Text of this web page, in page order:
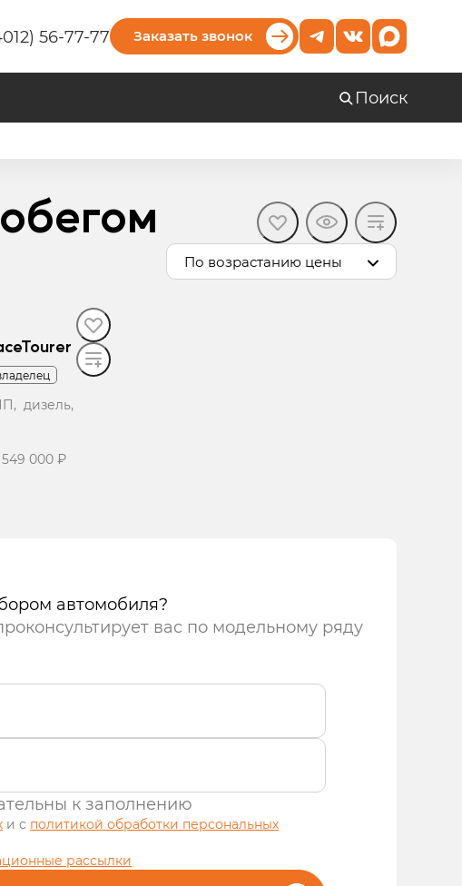
56-77-77 Заказать звонок
Поиск
По возрастанию цены
дизель,
549 000 ₽
автомобиля?
вас по модельному ряду
к заполнению
и c политикой обработки персональных
рассылки